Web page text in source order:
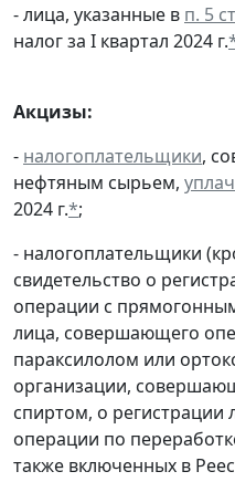
- лица, указанные в п. 5
налог за I квартал 2024 г.
Акцизы:
- налогоплательщики,
нефтяным сырьем,
2024 г.*;
- налогоплательщики
свидетельство о
операции с
лица, совершающего
параксилолом или
организации,
спиртом, о
операции по
также включенных в